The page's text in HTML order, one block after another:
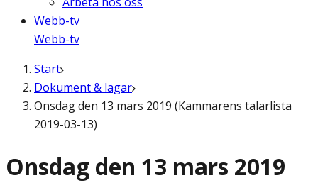
Webb-tv
Webb-tv
Start
Dokument & lagar
Onsdag den 13 mars 2019 (Kammarens talarlista
2019-03-13)
Onsdag den 13 mars 2019